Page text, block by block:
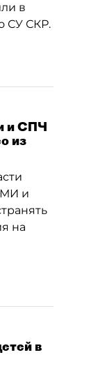
в
СУ СКР.
и СПЧ
из
и
на
в